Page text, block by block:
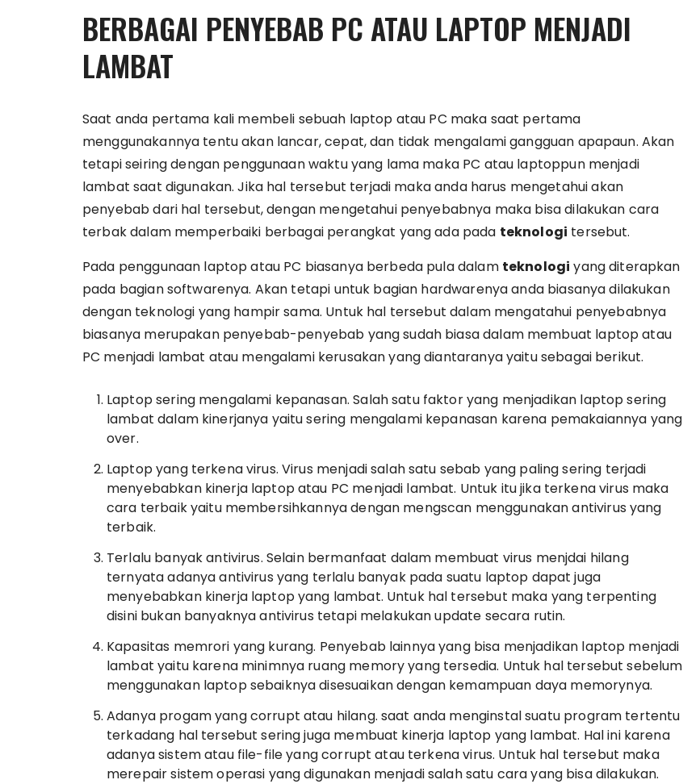
BERBAGAI PENYEBAB PC ATAU LAPTOP MENJADI
LAMBAT
Saat anda pertama kali membeli sebuah laptop atau PC maka saat pertama
menggunakannya tentu akan lancar, cepat, dan tidak mengalami gangguan apapaun. Akan
tetapi seiring dengan penggunaan waktu yang lama maka PC atau laptoppun menjadi
lambat saat digunakan. Jika hal tersebut terjadi maka anda harus mengetahui akan
penyebab dari hal tersebut, dengan mengetahui penyebabnya maka bisa dilakukan cara
terbak dalam memperbaiki berbagai perangkat yang ada pada teknologi tersebut.
Pada penggunaan laptop atau PC biasanya berbeda pula dalam teknologi yang diterapkan
pada bagian softwarenya. Akan tetapi untuk bagian hardwarenya anda biasanya dilakukan
dengan teknologi yang hampir sama. Untuk hal tersebut dalam mengatahui penyebabnya
biasanya merupakan penyebab-penyebab yang sudah biasa dalam membuat laptop atau
PC menjadi lambat atau mengalami kerusakan yang diantaranya yaitu sebagai berikut.
Laptop sering mengalami kepanasan. Salah satu faktor yang menjadikan laptop sering
lambat dalam kinerjanya yaitu sering mengalami kepanasan karena pemakaiannya yang
over.
Laptop yang terkena virus. Virus menjadi salah satu sebab yang paling sering terjadi
menyebabkan kinerja laptop atau PC menjadi lambat. Untuk itu jika terkena virus maka
cara terbaik yaitu membersihkannya dengan mengscan menggunakan antivirus yang
terbaik.
Terlalu banyak antivirus. Selain bermanfaat dalam membuat virus menjdai hilang
ternyata adanya antivirus yang terlalu banyak pada suatu laptop dapat juga
menyebabkan kinerja laptop yang lambat. Untuk hal tersebut maka yang terpenting
disini bukan banyaknya antivirus tetapi melakukan update secara rutin.
Kapasitas memrori yang kurang. Penyebab lainnya yang bisa menjadikan laptop menjadi
lambat yaitu karena minimnya ruang memory yang tersedia. Untuk hal tersebut sebelum
menggunakan laptop sebaiknya disesuaikan dengan kemampuan daya memorynya.
Adanya progam yang corrupt atau hilang. saat anda menginstal suatu program tertentu
terkadang hal tersebut sering juga membuat kinerja laptop yang lambat. Hal ini karena
adanya sistem atau file-file yang corrupt atau terkena virus. Untuk hal tersebut maka
merepair sistem operasi yang digunakan menjadi salah satu cara yang bisa dilakukan.